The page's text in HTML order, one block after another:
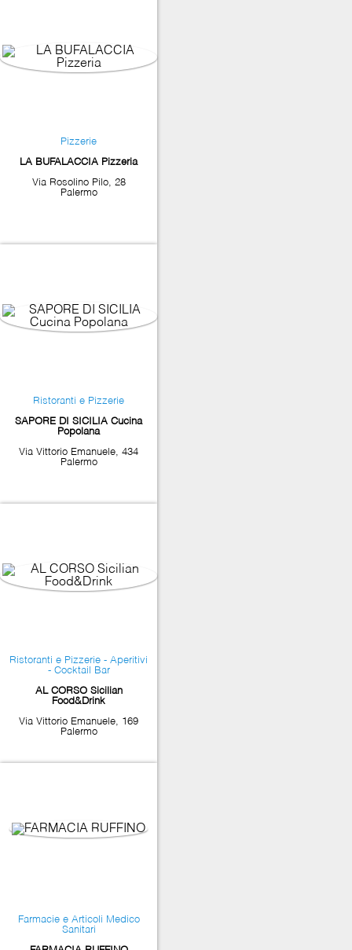
Pizzerie
LA BUFALACCIA Pizzeria
Via Rosolino Pilo, 28
Palermo
Ristoranti e Pizzerie
SAPORE DI SICILIA Cucina
Popolana
Via Vittorio Emanuele, 434
Palermo
Ristoranti e Pizzerie - Aperitivi
- Cocktail Bar
AL CORSO Sicilian
Food&Drink
Via Vittorio Emanuele, 169
Palermo
Farmacie e Articoli Medico
Sanitari